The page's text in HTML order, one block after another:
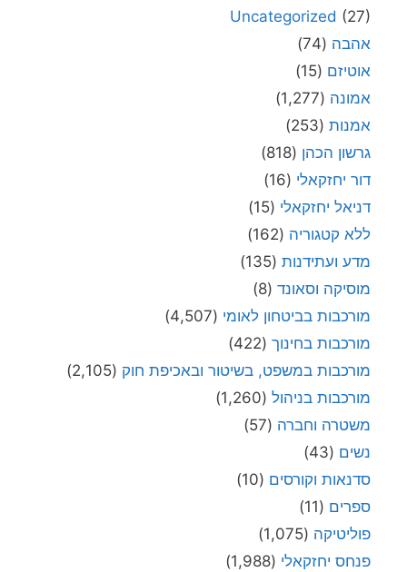
Uncategorized (27)
אהבה (74)
אוטיזם (15)
אמונה (1,277)
אמנות (253)
גרשון הכהן (818)
דור יחזקאלי (16)
דניאל יחזקאלי (15)
ללא קטגוריה (162)
מדע ועתידנות (135)
מוסיקה וסאונד (8)
מורכבות בביטחון לאומי (4,507)
מורכבות בחינוך (422)
מורכבות במשפט, בשיטור ובאכיפת חוק (2,105)
מורכבות בניהול (1,260)
משטרה וחברה (57)
נשים (43)
סדנאות וקורסים (10)
ספרים (11)
פוליטיקה (1,075)
פנחס יחזקאלי (1,988)